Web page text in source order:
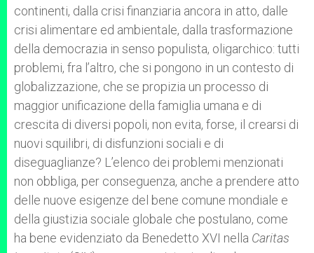
continenti, dalla crisi finanziaria ancora in atto, dalle
crisi alimentare ed ambientale, dalla trasformazione
della democrazia in senso populista, oligarchico: tutti
problemi, fra l’altro, che si pongono in un contesto di
globalizzazione, che se propizia un processo di
maggior unificazione della famiglia umana e di
crescita di diversi popoli, non evita, forse, il crearsi di
nuovi squilibri, di disfunzioni sociali e di
diseguaglianze? L’elenco dei problemi menzionati
non obbliga, per conseguenza, anche a prendere atto
delle nuove esigenze del bene comune mondiale e
della giustizia sociale globale che postulano, come
ha bene evidenziato da Benedetto XVI nella Caritas